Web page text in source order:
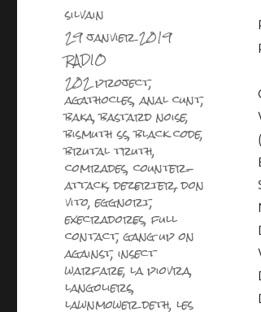
Auteur
silvain
Publié
le
29 janvier 2019
Catégories
RADIO
Étiquettes
202 project,
agathocles,anal cunt,
baka,bastard noise,
bismuth ss,black code,
brutal truth,
comrades,counter-
attack,dezerter,don
vito,eggnort,
execradores,full
contact,gang up on
against,insect
warfare,la piovra,
langoliers,
lawnmower deth,les